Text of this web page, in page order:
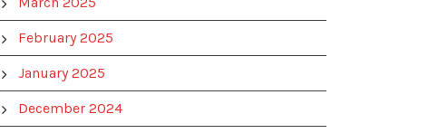
February 2025
January 2025
December 2024